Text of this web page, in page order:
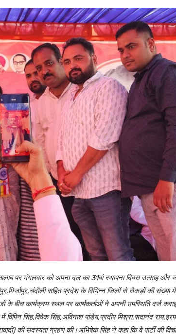
पर मंगलवार को अपना दल का 31वां स्थापना दिवस उत्साह और
सहित प्रदेश के विभिन्न जिलों से सैकड़ों की संख्या में
के बीच कार्यक्रम स्थल पर कार्यकर्ताओं ने अपनी उपस्थिति दर्ज
सिंह,विवेक सिंह,अविनाश पांडेय,प्रदीप मिश्रा,सदानंद
की सदस्यता ग्रहण की।अभिषेक सिंह ने कहा कि वे पार्टी की